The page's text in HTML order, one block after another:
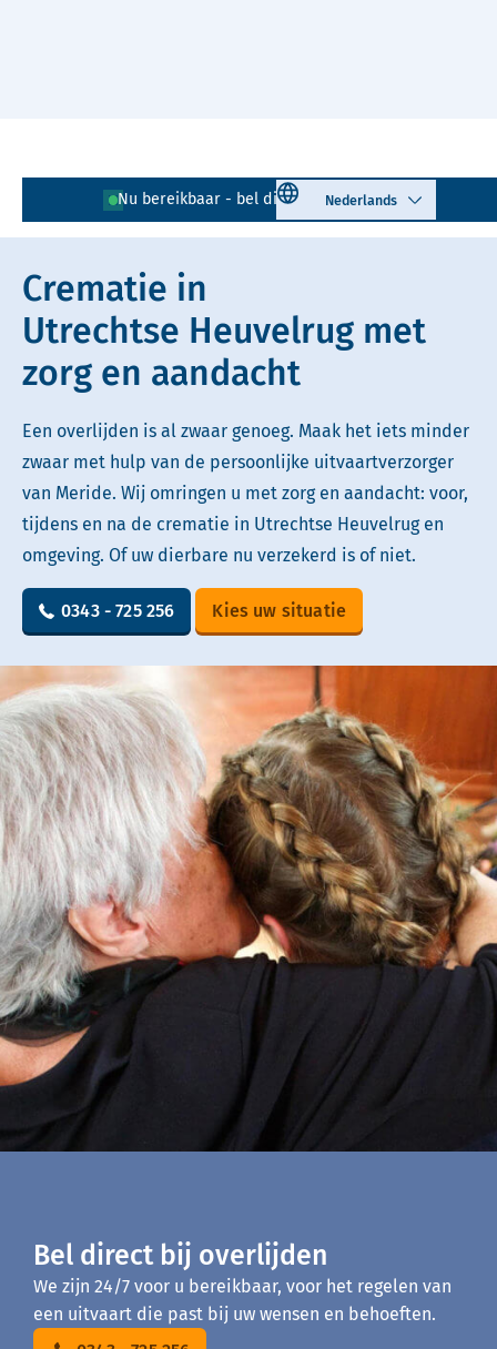
Nu bereikbaar - bel direct! 0343 - 725 256
Select language
Lees voor Uitleg woorden
Simpele tekst
Crematie in
Utrechtse Heuvelrug met
zorg en aandacht
Een overlijden is al zwaar genoeg. Maak het iets minder
zwaar met hulp van de persoonlijke uitvaartverzorger
van Meride. Wij omringen u met zorg en aandacht: voor,
tijdens en na de crematie in Utrechtse Heuvelrug en
omgeving. Of uw dierbare nu verzekerd is of niet.
0343 - 725 256 Kies uw situatie
Bel direct bij overlijden
We zijn 24/7 voor u bereikbaar, voor het regelen van
een uitvaart die past bij uw wensen en behoeften.